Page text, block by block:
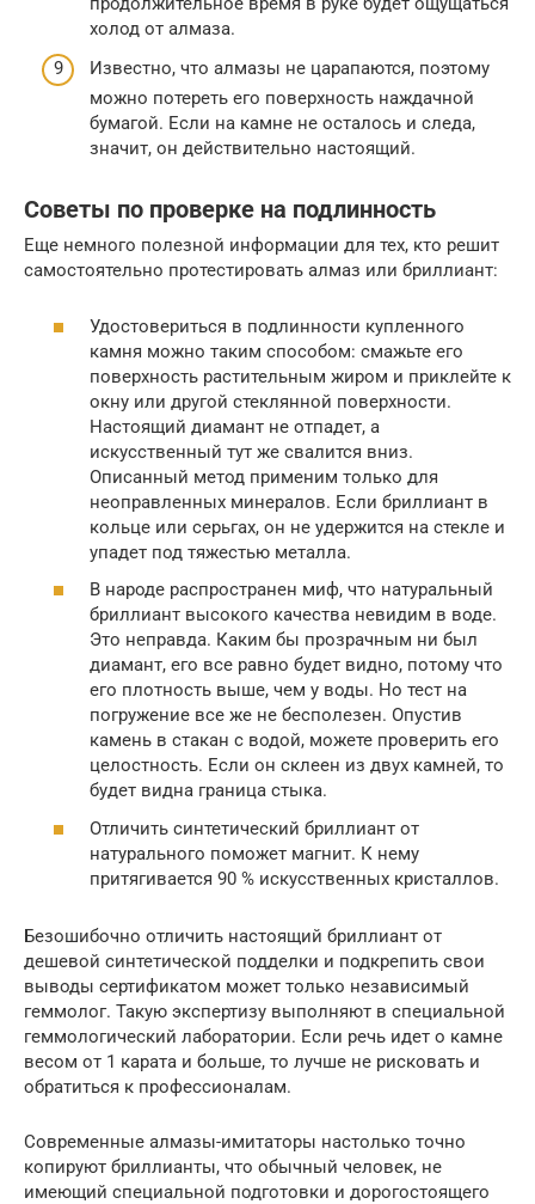
холод от алмаза.
Известно, что алмазы не царапаются, поэтому
можно потереть его поверхность наждачной
бумагой. Если на камне не осталось и следа,
значит, он действительно настоящий.
Советы по проверке на подлинность
Еще немного полезной информации для тех, кто решит
самостоятельно протестировать алмаз или бриллиант:
Удостовериться в подлинности купленного
камня можно таким способом: смажьте его
поверхность растительным жиром и приклейте к
окну или другой стеклянной поверхности.
Настоящий диамант не отпадет, а
искусственный тут же свалится вниз.
Описанный метод применим только для
неоправленных минералов. Если бриллиант в
кольце или серьгах, он не удержится на стекле и
упадет под тяжестью металла.
В народе распространен миф, что натуральный
бриллиант высокого качества невидим в воде.
Это неправда. Каким бы прозрачным ни был
диамант, его все равно будет видно, потому что
его плотность выше, чем у воды. Но тест на
погружение все же не бесполезен. Опустив
камень в стакан с водой, можете проверить его
целостность. Если он склеен из двух камней, то
будет видна граница стыка.
Отличить синтетический бриллиант от
натурального поможет магнит. К нему
притягивается 90 % искусственных кристаллов.
Безошибочно отличить настоящий бриллиант от
дешевой синтетической подделки и подкрепить свои
выводы сертификатом может только независимый
геммолог. Такую экспертизу выполняют в специальной
геммологический лаборатории. Если речь идет о камне
весом от 1 карата и больше, то лучше не рисковать и
обратиться к профессионалам.
Современные алмазы-имитаторы настолько точно
копируют бриллианты, что обычный человек, не
имеющий специальной подготовки и дорогостоящего